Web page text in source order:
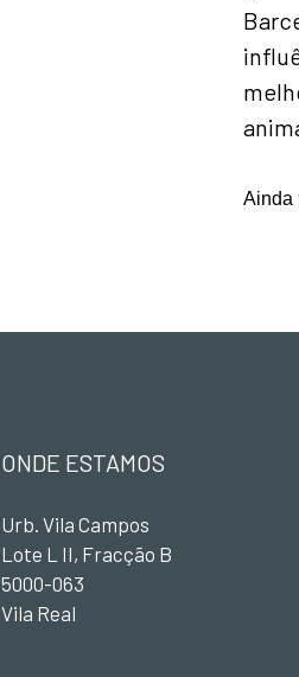
Ainda
ONDE ESTAMOS
Urb. Vila Campos
Lote L II, Fracção B
5000-063
Vila Real